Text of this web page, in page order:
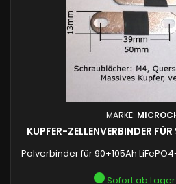
MARKE:
KUPFER-ZELLENVERBINDER
Polverbinder für 90+105Ah
Sofort ab